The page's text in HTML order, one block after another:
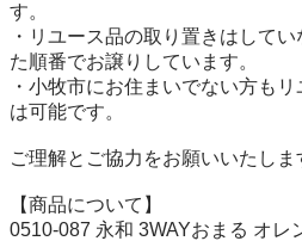
す。
・リユース品の取り置きはして
た順番でお譲りしています。
・小牧市にお住まいでない方も
は可能です。
ご理解とご協力をお願いいたしま
【商品について】
0510-087 永和 3WAYおまる オレ